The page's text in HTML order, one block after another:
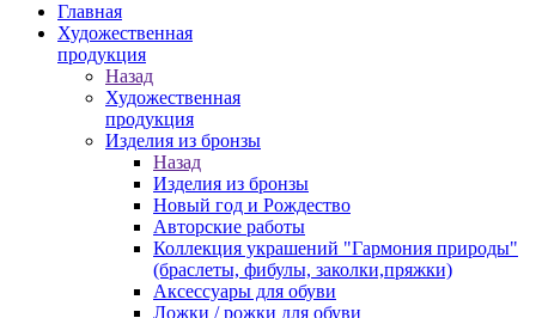
Главная
Художественная
продукция
Назад
Художественная
продукция
Изделия из бронзы
Назад
Изделия из бронзы
Новый год и Рождество
Авторские работы
Коллекция украшений "Гармония природы"
(браслеты, фибулы, заколки,пряжки)
Аксессуары для обуви
Ложки / рожки для обуви